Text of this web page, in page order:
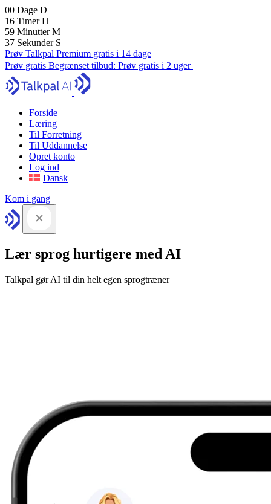
00 Dage D
16 TimerH
59 MinutterM
36 Sekunder S
Prøv Talkpal Premium gratis i 14 dage
Prøv gratis Begrænset tilbud: Prøv gratis i 2 uger
Forside
Læring
Til Forretning
Til Uddannelse
Opret konto
Log ind
Dansk
Kom i gang
Lær sprog hurtigere med AI
Talkpal gør AI til din helt egen sprogtræner